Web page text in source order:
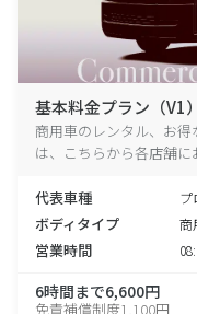
基本料金プラン（V1）
商用車のレンタル、お
は、こちらから各店舗に
代表車種 プ
ボディタイプ 商
営業時間
6時間まで6,600円
免責補償制度1,100円